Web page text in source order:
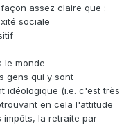
assez claire que :
sociale
le monde
gens qui y sont
idéologique (i.e. c'est très
en cela l'attitude
impôts, la retraite par